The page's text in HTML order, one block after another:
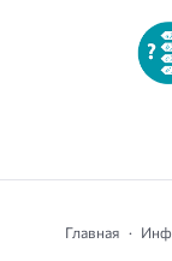
Главная